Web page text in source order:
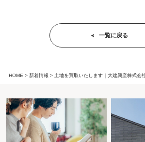
HOME 新着情報 土地を買取いたします｜大建興産株式会
一覧に戻る